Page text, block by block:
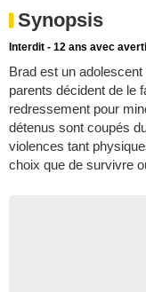
Synopsis
Interdit - 12 ans avec
Brad est un
parents décident de le
redressement pour
détenus sont coupés
violences tant
choix que de survivre